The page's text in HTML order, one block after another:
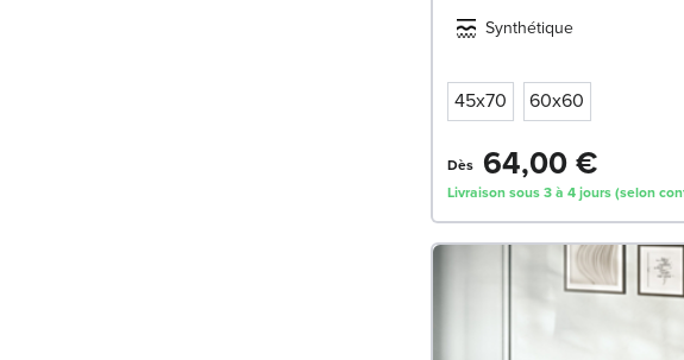
Synthétique
45x70 60x60
Dès 64,00 €
Livraison sous 3 à 4 jours (selon